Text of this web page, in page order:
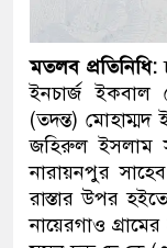
মতলব প্রতিনিধি:
ইনচার্জ ইকবাল
(তদন্ত)
জহিরুল ইসলাম
নারায়নপুর
রাস্তার উপর
নায়েরগাও গ্রামের